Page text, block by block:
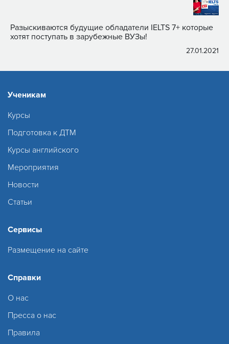
Разыскиваются будущие обладатели IELTS 7+ которые
хотят поступать в зарубежные ВУЗы!
27.01.2021
Ученикам
Курсы
Подготовка к ДТМ
Курсы английского
Мероприятия
Новости
Статьи
Сервисы
Размещение на сайте
Справки
О нас
Пресса о нас
Правила